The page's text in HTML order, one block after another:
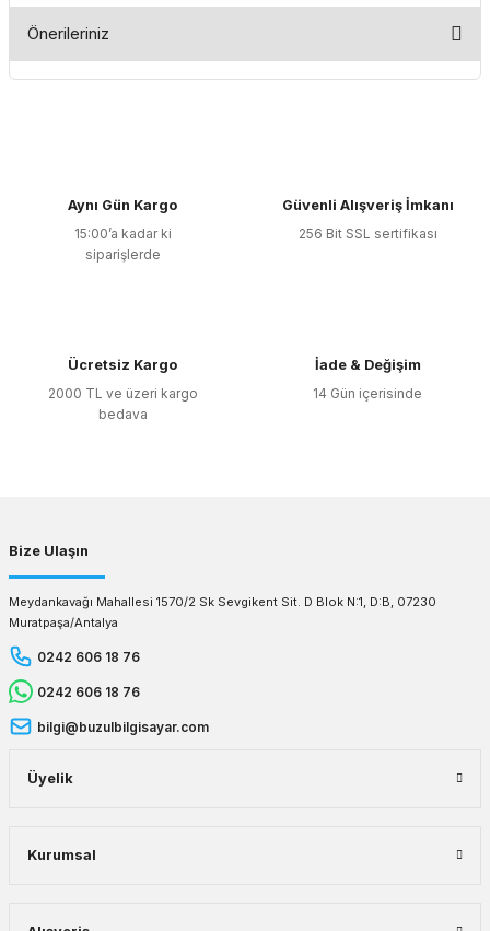
Önerileriniz
Ürün resmi kalitesiz, bozuk veya görüntülenemiyor.
Ürün açıklamasında eksik bilgiler bulunuyor.
Ürün bilgilerinde hatalar bulunuyor.
Aynı Gün Kargo
15:00’a kadar ki
siparişlerde
Güvenli Alışveriş İmkanı
256 Bit SSL sertifikası
Ücretsiz Kargo
2000 TL ve üzeri kargo
bedava
İade & Değişim
14 Gün içerisinde
Bize Ulaşın
Meydankavağı Mahallesi 1570/2 Sk Sevgikent Sit. D Blok N:1, D:B, 07230
Muratpaşa/Antalya
0242 606 18 76
0242 606 18 76
bilgi@buzulbilgisayar.com
Üyelik
Kurumsal